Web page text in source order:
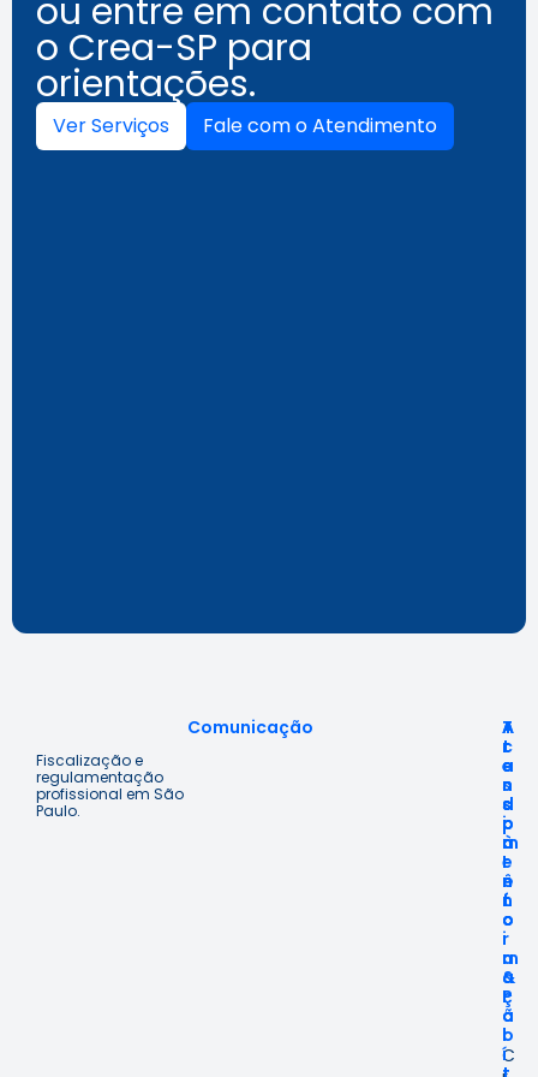
ou entre em contato com
o Crea-SP para
orientações.
Ver Serviços Fale com o Atendimento
Fiscalização e
regulamentação
profissional em São
Paulo.
Comunicação
A
c
e
s
s
o
à
I
n
f
o
r
m
a
ç
ã
o
C
T
r
a
n
s
p
a
r
ê
n
c
i
a
&
P
o
l
í
A
t
e
n
d
i
m
e
n
t
o